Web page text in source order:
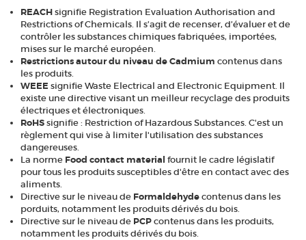
REACHsignifie Registration Evaluation Authorisation and
Restrictions of Chemicals. Il s’agit de recenser, d’évaluer et de
contrôler les substances chimiques fabriquées, importées,
mises sur le marché européen.
Restrictions autour du niveau de Cadmium contenus dans
les produits.
WEEE signifie Waste Electrical and Electronic Equipment. Il
existe une directive visant un meilleur recyclage des produits
électriques et électroniques.
RoHSsignifie : Restriction of Hazardous Substances. C'est un
règlement qui vise à limiter l'utilisation des substances
dangereuses.
La norme Food contact material fournit le cadre législatif
pour tous les produits susceptibles d'être en contact avec des
aliments.
Directive sur le niveau de Formaldehydecontenus dans les
porduits, notamment les produits dérivés du bois.
Directive sur le niveau de PCPcontenus dans les produits,
notamment les produits dérivés du bois.